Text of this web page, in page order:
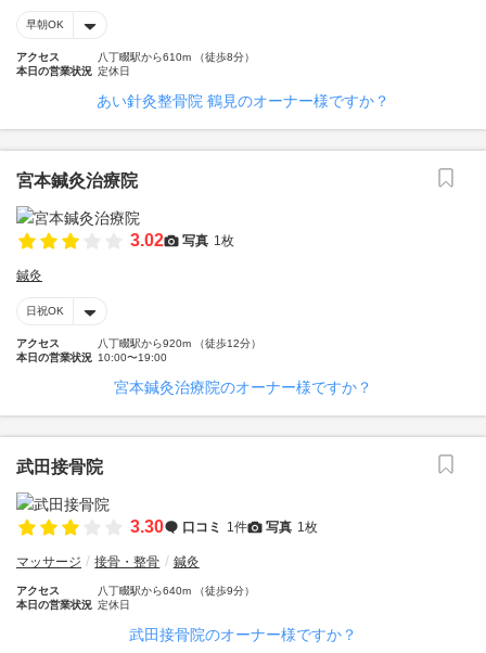
早朝OK
アクセス
八丁畷駅から610m （徒歩8分）
本日の営業状況 定休日
あい針灸整骨院 鶴見のオーナー様ですか？
宮本鍼灸治療院
3.02 写真 1枚
鍼灸
日祝OK
アクセス
八丁畷駅から920m （徒歩12分）
本日の営業状況 10:00〜19:00
宮本鍼灸治療院のオーナー様ですか？
武田接骨院
3.30 口コミ 1件 写真 1枚
マッサージ 接骨・整骨 鍼灸
アクセス
八丁畷駅から640m （徒歩9分）
本日の営業状況 定休日
武田接骨院のオーナー様ですか？